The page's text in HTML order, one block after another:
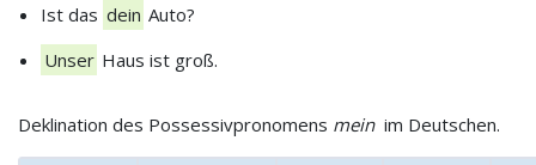
Ist das dein Auto?
Unser Haus ist groß.
Deklination des Possessivpronomens meinim Deutschen.